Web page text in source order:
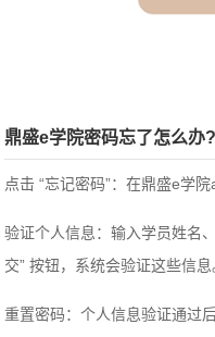
鼎盛e学院密码忘了怎么办?
点击 “忘记密码”：在鼎盛e学
验证个人信息：输入学员姓名
交” 按钮，系统会验证这些信息
重置密码：个人信息验证通过